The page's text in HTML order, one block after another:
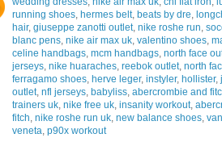
running shoes, hermes belt, beats by dre,
hair, giuseppe zanotti outlet, nike roshe run,
blanc pens, nike air max uk, valentino shoes,
celine handbags, mcm handbags, north face
jerseys, nike huaraches, reebok outlet, north
ferragamo shoes, herve leger, instyler, hollister,
outlet, nfl jerseys, babyliss, abercrombie and
trainers uk, nike free uk, insanity workout,
fitch, nike roshe run uk, new balance shoes,
veneta, p90x workout